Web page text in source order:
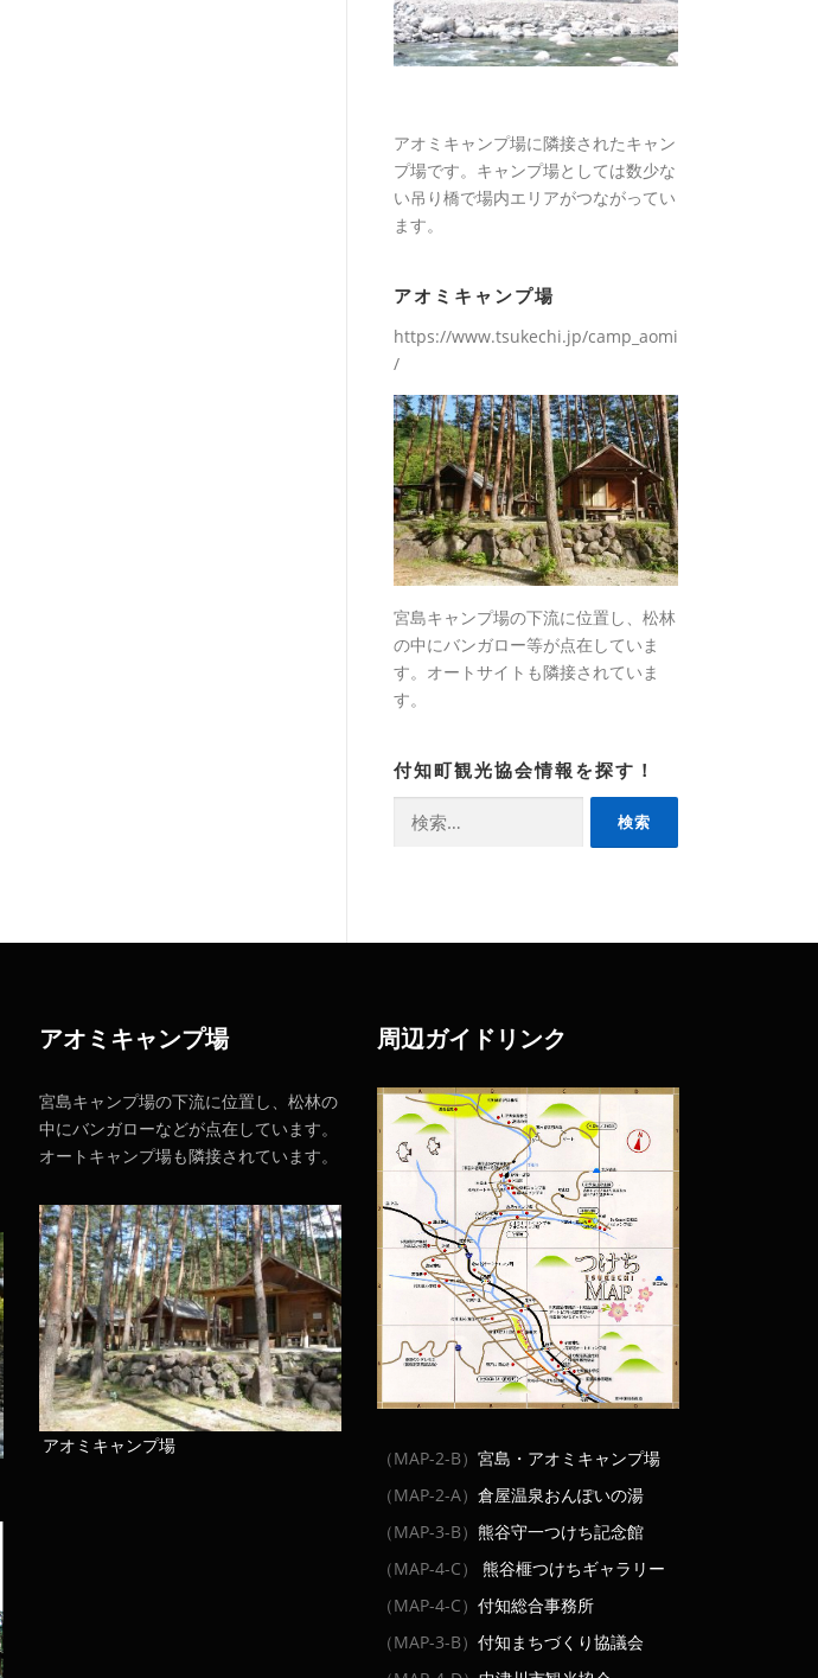
アオミキャンプ場に隣接されたキャン
プ場です。キャンプ場としては数少な
い吊り橋で場内エリアがつながってい
ます。
アオミキャンプ場
https://www.tsukechi.jp/camp_aomi
/
宮島キャンプ場の下流に位置し、松林
の中にバンガロー等が点在していま
す。オートサイトも隣接されていま
す。
付知町観光協会情報を探す！
アオミキャンプ場
宮島キャンプ場の下流に位置し、松林の
中にバンガローなどが点在しています。
オートキャンプ場も隣接されています。
アオミキャンプ場
周辺ガイドリンク
（MAP-2-B） 宮島・アオミキャンプ場
（MAP-2-A） 倉屋温泉おんぽいの湯
（MAP-3-B） 熊谷守一つけち記念館
（MAP-4-C）
熊谷榧つけちギャラリー
（MAP-4-C） 付知総合事務所
（MAP-3-B） 付知まちづくり協議会